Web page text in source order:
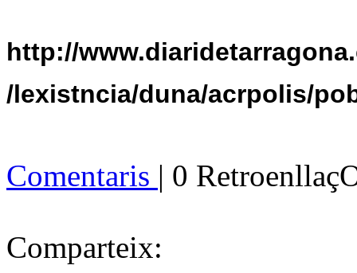
http://
/lexistncia/duna/acrpolis/
Comentaris | 0
Comparteix: